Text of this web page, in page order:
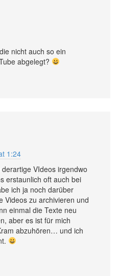
nicht auch so ein
abgelegt?
1:24
VIdeos irgendwo
erstaunlich oft auch bei
ich ja noch darüber
Videos zu archivieren und
einmal die Texte neu
aber es ist für mich
abzuhören… und ich